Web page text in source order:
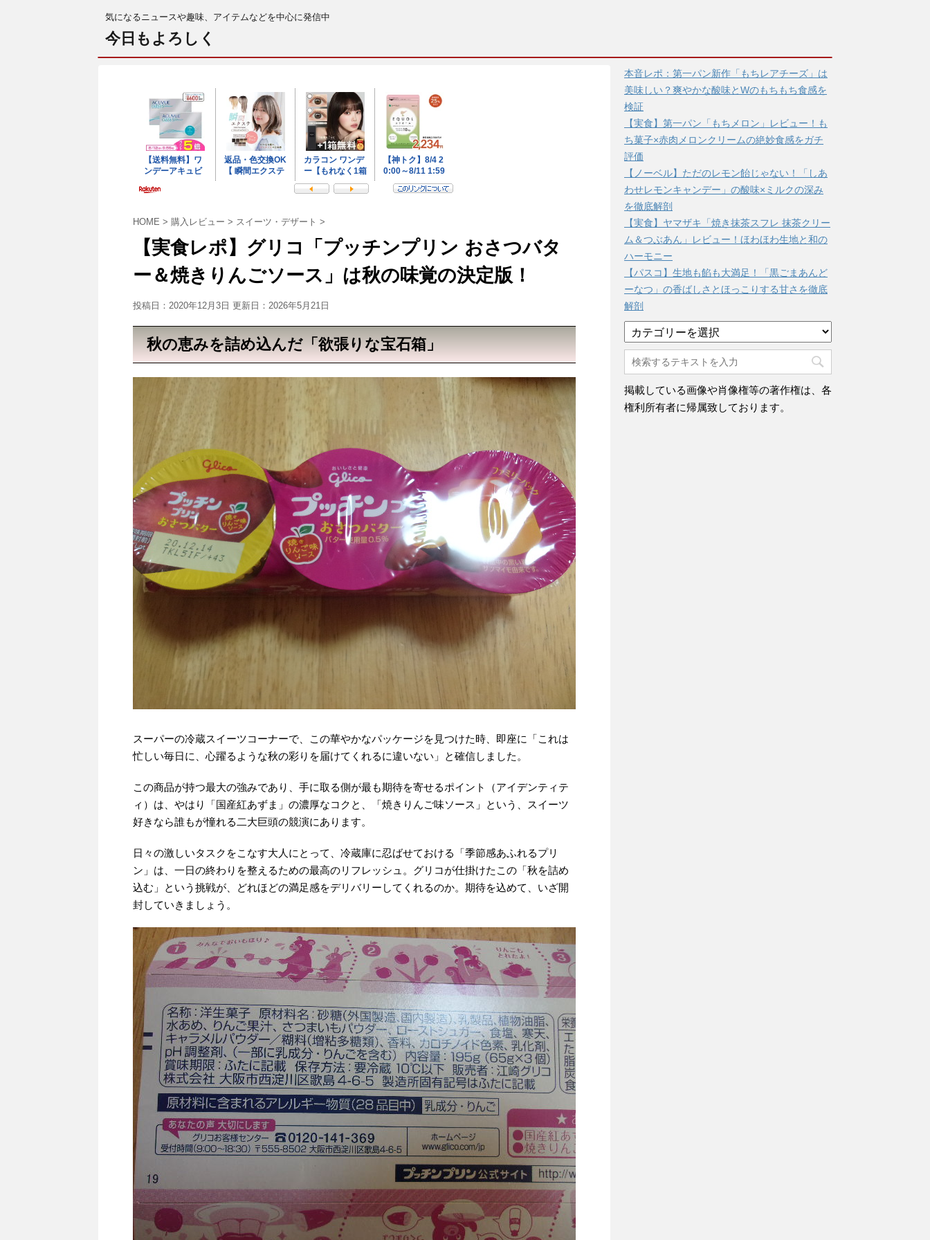
気になるニュースや趣味、アイテムなどを中心に発信中
今日もよろしく
HOME > 購入レビュー > スイーツ・デザート >
【実食レポ】グリコ「プッチンプリン おさつバタ
ー＆焼きりんごソース」は秋の味覚の決定版！
投稿日：2020年12月3日 更新日： 2026年5月21日
秋の恵みを詰め込んだ「欲張りな宝石箱」
スーパーの冷蔵スイーツコーナーで、この華やかなパッケージを見つけた時、即座に「これは
忙しい毎日に、心躍るような秋の彩りを届けてくれるに違いない」と確信しました。
この商品が持つ最大の強みであり、手に取る側が最も期待を寄せるポイント（アイデンティテ
ィ）は、やはり「国産紅あずま」の濃厚なコクと、「焼きりんご味ソース」という、スイーツ
好きなら誰もが憧れる二大巨頭の競演にあります。
日々の激しいタスクをこなす大人にとって、冷蔵庫に忍ばせておける「季節感あふれるプリ
ン」は、一日の終わりを整えるための最高のリフレッシュ。グリコが仕掛けたこの「秋を詰め
込む」という挑戦が、どれほどの満足感をデリバリーしてくれるのか。期待を込めて、いざ開
封していきましょう。
本音レポ：第一パン新作「もちレアチーズ」は
美味しい？爽やかな酸味とWのもちもち食感を
検証
【実食】第一パン「もちメロン」レビュー！も
ち菓子×赤肉メロンクリームの絶妙食感をガチ
評価
【ノーベル】ただのレモン飴じゃない！「しあ
わせレモンキャンデー」の酸味×ミルクの深み
を徹底解剖
【実食】ヤマザキ「焼き抹茶スフレ 抹茶クリー
ム＆つぶあん」レビュー！ほわほわ生地と和の
ハーモニー
【パスコ】生地も餡も大満足！「黒ごまあんど
ーなつ」の香ばしさとほっこりする甘さを徹底
解剖
テ
ゴ
リ
ー
掲載している画像や肖像権等の著作権は、各
権利所有者に帰属致しております。